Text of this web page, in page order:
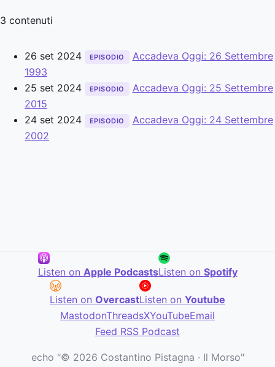
3 contenuti
26 set 2024 EPISODIO
Accadeva Oggi: 26 Settembre
1993
25 set 2024
EPISODIO
Accadeva Oggi: 25 Settembre
2015
24 set 2024
EPISODIO
Accadeva Oggi: 24 Settembre
2002
Listen on Apple PodcastsListen on Spotify
Listen on OvercastListen on Youtube
MastodonThreadsXYouTubeEmail
Feed RSS Podcast
echo "© 2026 Costantino Pistagna · Il Morso"